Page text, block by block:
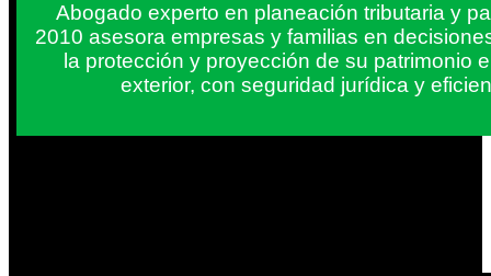
Abogado experto en planeación tributaria y
2010 asesora empresas y familias en
la protección y proyección de su patrimonio
exterior, con seguridad jurídica y